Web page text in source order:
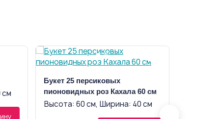
см
Букет 25 персиковых
пионовидных роз Кахала 60 см
Высота: 60 см, Ширина: 40 см